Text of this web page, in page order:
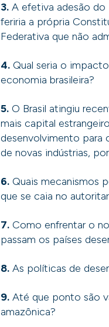
3. A efetiva adesão do
feriria a própria
Federativa que não
4. Qual seria o
economia brasileira?
5. O Brasil atingiu
mais capital
desenvolvimento para
de novas indústrias,
6. Quais mecanismos
que se caia no
7. Como enfrentar o
passam os países
8. As políticas de
9. Até que ponto são
amazônica?